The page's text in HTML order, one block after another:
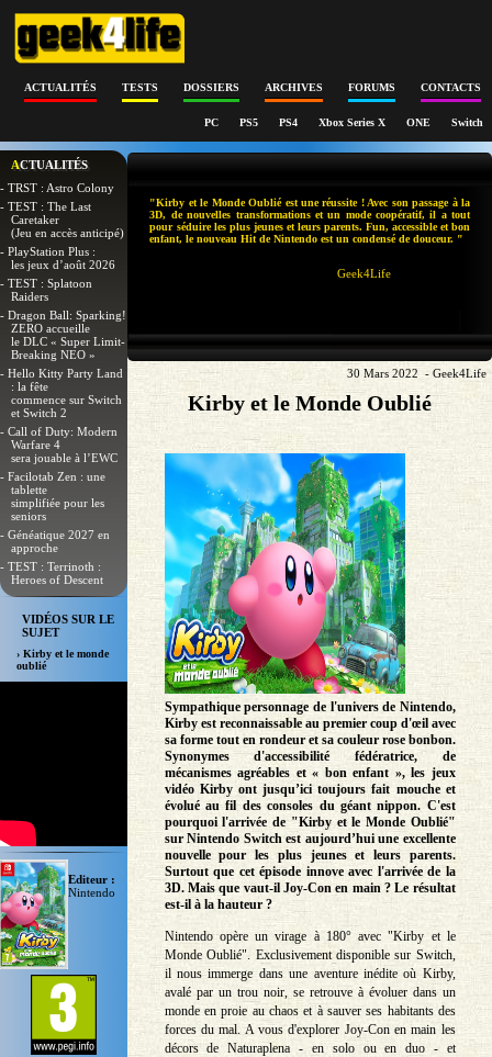
ACTUALITÉS TESTS DOSSIERS ARCHIVES FORUMS CONTACTS
PC PS5 PS4 Xbox Series X ONE Switch
ACTUALITÉS
- TRST : Astro Colony
- TEST : The Last
Caretaker
(Jeu en accès anticipé)
- PlayStation Plus :
les jeux d’août 2026
- TEST : Splatoon
Raiders
- Dragon Ball: Sparking!
ZERO accueille
le DLC « Super Limit-
Breaking NEO »
- Hello Kitty Party Land
: la fête
commence sur Switch
et Switch 2
- Call of Duty: Modern
Warfare 4
sera jouable à l’EWC
- Facilotab Zen : une
tablette
simplifiée pour les
seniors
- Généatique 2027 en
approche
- TEST : Terrinoth :
Heroes of Descent
VIDÉOS SUR LE
SUJET
› Kirby et le monde
oublié
Editeur :
Nintendo
"Kirby et le Monde Oublié est une réussite ! Avec son passage à la
3D, de nouvelles transformations et un mode coopératif, il a tout
pour séduire les plus jeunes et leurs parents. Fun, accessible et bon
enfant, le nouveau Hit de Nintendo est un condensé de douceur. "
Geek4Life
30 Mars 2022 - Geek4Life
Kirby et le Monde Oublié
Sympathique personnage de l'univers de Nintendo,
Kirby est reconnaissable au premier coup d'œil avec
sa forme tout en rondeur et sa couleur rose bonbon.
Synonymes d'accessibilité fédératrice, de
mécanismes agréables et « bon enfant », les jeux
vidéo Kirby ont jusqu’ici toujours fait mouche et
évolué au fil des consoles du géant nippon. C'est
pourquoi l'arrivée de "Kirby et le Monde Oublié"
sur Nintendo Switch est aujourd’hui une excellente
nouvelle pour les plus jeunes et leurs parents.
Surtout que cet épisode innove avec l'arrivée de la
3D. Mais que vaut-il Joy-Con en main ? Le résultat
est-il à la hauteur ?
Nintendo opère un virage à 180° avec "Kirby et le
Monde Oublié". Exclusivement disponible sur Switch,
il nous immerge dans une aventure inédite où Kirby,
avalé par un trou noir, se retrouve à évoluer dans un
monde en proie au chaos et à sauver ses habitants des
forces du mal. A vous d'explorer Joy-Con en main les
décors de Naturaplena - en solo ou en duo - et